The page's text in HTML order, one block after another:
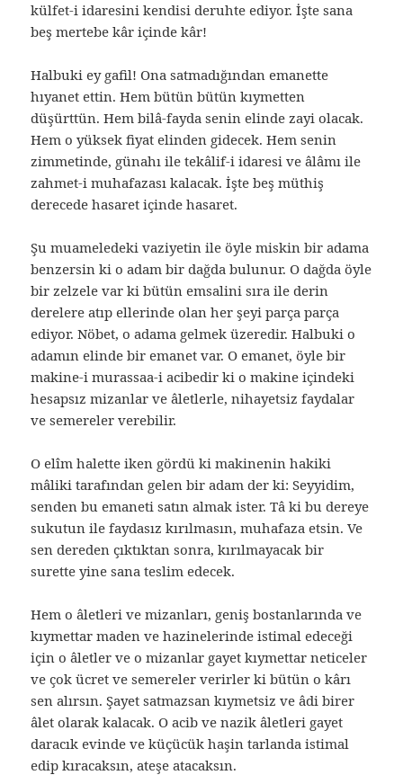
külfet-i idaresini kendisi deruhte ediyor. İşte sana
beş mertebe kâr içinde kâr!
Halbuki ey gafil! Ona satmadığından emanette
hıyanet ettin. Hem bütün bütün kıymetten
düşürttün. Hem bilâ-fayda senin elinde zayi olacak.
Hem o yüksek fiyat elinden gidecek. Hem senin
zimmetinde, günahı ile tekâlif-i idaresi ve âlâmı ile
zahmet-i muhafazası kalacak. İşte beş müthiş
derecede hasaret içinde hasaret.
Şu muameledeki vaziyetin ile öyle miskin bir adama
benzersin ki o adam bir dağda bulunur. O dağda öyle
bir zelzele var ki bütün emsalini sıra ile derin
derelere atıp ellerinde olan her şeyi parça parça
ediyor. Nöbet, o adama gelmek üzeredir. Halbuki o
adamın elinde bir emanet var. O emanet, öyle bir
makine-i murassaa-i acibedir ki o makine içindeki
hesapsız mizanlar ve âletlerle, nihayetsiz faydalar
ve semereler verebilir.
O elîm halette iken gördü ki makinenin hakiki
mâliki tarafından gelen bir adam der ki: Seyyidim,
senden bu emaneti satın almak ister. Tâ ki bu dereye
sukutun ile faydasız kırılmasın, muhafaza etsin. Ve
sen dereden çıktıktan sonra, kırılmayacak bir
surette yine sana teslim edecek.
Hem o âletleri ve mizanları, geniş bostanlarında ve
kıymettar maden ve hazinelerinde istimal edeceği
için o âletler ve o mizanlar gayet kıymettar neticeler
ve çok ücret ve semereler verirler ki bütün o kârı
sen alırsın. Şayet satmazsan kıymetsiz ve âdi birer
âlet olarak kalacak. O acib ve nazik âletleri gayet
daracık evinde ve küçücük haşin tarlanda istimal
edip kıracaksın, ateşe atacaksın.